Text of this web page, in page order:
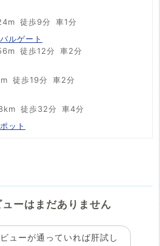
徒歩9分
車1分
ルゲート
徒歩12分
車2分
徒歩19分
車2分
徒歩32分
車4分
ット
ーはまだありません
ューが通っていれば肝試し